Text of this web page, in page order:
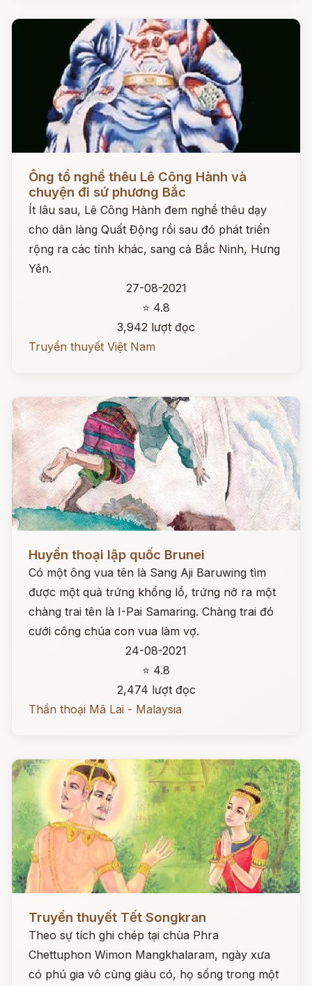
Đọc ngay
Ông tổ nghề thêu Lê Công Hành và
chuyện đi sứ phương Bắc
Ít lâu sau, Lê Công Hành đem nghề thêu dạy
cho dân làng Quất Động rồi sau đó phát triển
rộng ra các tỉnh khác, sang cả Bắc Ninh, Hưng
Yên.
27-08-2021
⭐ 4.8
3,942 lượt đọc
Truyền thuyết Việt Nam
Đọc ngay
Huyền thoại lập quốc Brunei
Có một ông vua tên là Sang Aji Baruwing tìm
được một quả trứng khổng lồ, trứng nở ra một
chàng trai tên là I-Pai Samaring. Chàng trai đó
cưới công chúa con vua làm vợ.
24-08-2021
⭐ 4.8
2,474 lượt đọc
Thần thoại Mã Lai - Malaysia
Đọc ngay
Truyền thuyết Tết Songkran
Theo sự tích ghi chép tại chùa Phra
Chettuphon Wimon Mangkhalaram, ngày xưa
có phú gia vô cùng giàu có, họ sống trong một